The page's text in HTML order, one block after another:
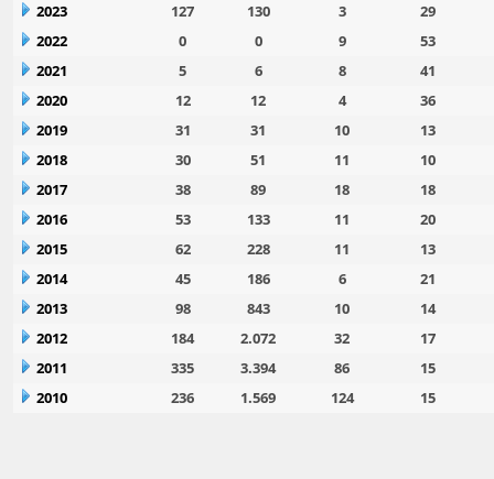
2023
127 130 3
29
2022
0 0 9
53
2021
5 6 8
41
2020
12 12 4
36
2019
31 31 10
13
2018
30 51 11
10
2017
38 89 18
18
2016
53 133 11
20
2015
62 228 11
13
2014
45 186 6
21
2013
98 843 10
14
2012
184 2.072 32
17
2011
335 3.394 86
15
2010
236 1.569 124 15